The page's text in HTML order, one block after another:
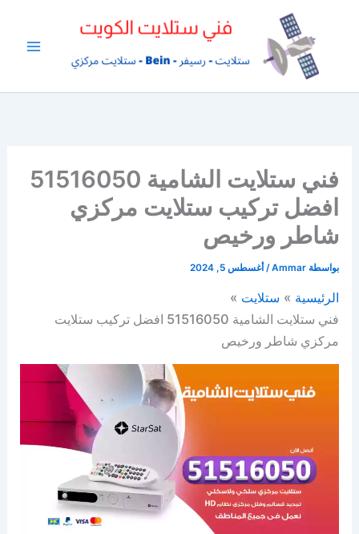
فني ستلايت الشامية 51516050
افضل تركيب ستلايت مركزي
شاطر ورخيص
بواسطة Ammar
/ أغسطس 5, 2024
الرئيسية
ستلايت
فني ستلايت الشامية 51516050 افضل تركيب ستلايت
مركزي شاطر ورخيص